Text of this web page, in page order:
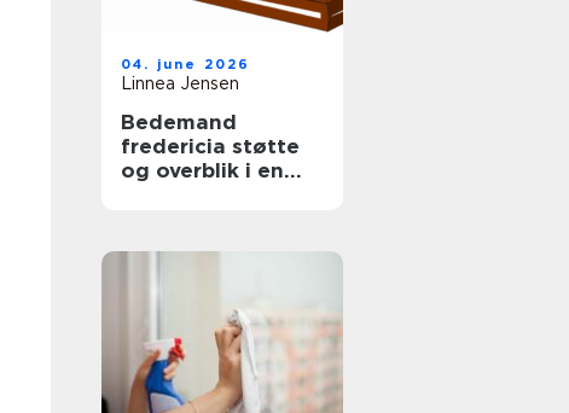
04. june 2026
Linnea Jensen
Bedemand
fredericia støtte
og overblik i en